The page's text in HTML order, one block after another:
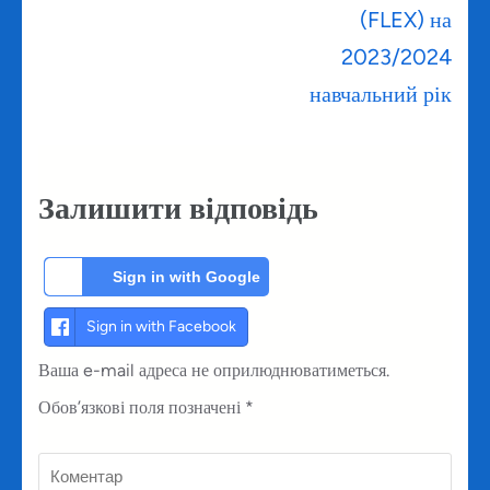
(FLEX) на
2023/2024
навчальний рік
Залишити відповідь
Sign in with Google
Sign in with Facebook
Ваша e-mail адреса не оприлюднюватиметься.
Обов’язкові поля позначені *
Коментар